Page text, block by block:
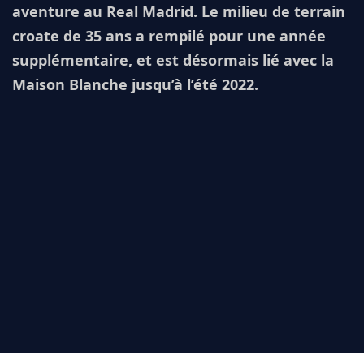
aventure au Real Madrid. Le milieu de terrain
croate de 35 ans a rempilé pour une année
supplémentaire, et est désormais lié avec la
Maison Blanche jusqu’à l’été 2022.